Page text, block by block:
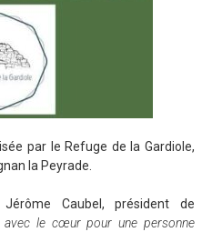
par le Refuge de la Gardiole,
la Peyrade.
Caubel, président de
avec le cœur pour une personne